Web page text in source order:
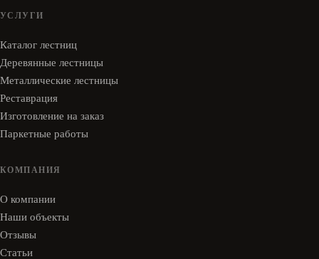
УСЛУГИ
Каталог лестниц
Деревянные лестницы
Металлические лестницы
Реставрация
Изготовление на заказ
Паркетные работы
КОМПАНИЯ
О компании
Наши объекты
Отзывы
Статьи